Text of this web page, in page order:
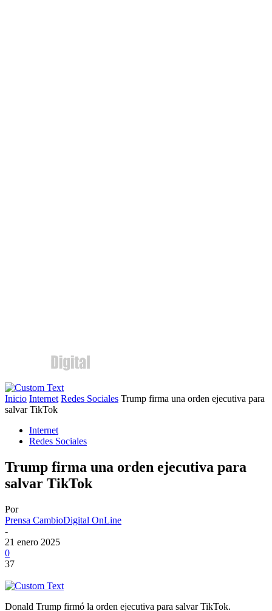
Inicio Internet Redes Sociales Trump firma una orden ejecutiva para
salvar TikTok
Internet
Redes Sociales
Trump firma una orden ejecutiva para
salvar TikTok
Por
Prensa CambioDigital OnLine
-
21 enero 2025
0
37
Donald Trump firmó la orden ejecutiva para salvar TikTok.